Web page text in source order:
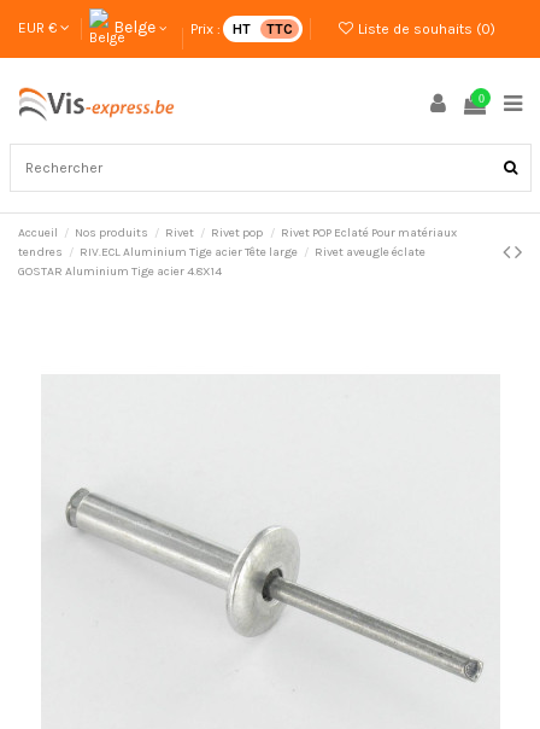
EUR € Belge Prix : HT TTC Liste de souhaits (0)
0
Accueil Nos produits Rivet Rivet pop
Rivet POP Eclaté Pour matériaux
tendres
RIV.ECL Aluminium Tige acier Tête large
Rivet aveugle éclate
GOSTAR Aluminium Tige acier 4.8X14